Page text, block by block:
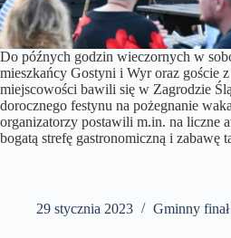
Do późnych godzin wieczornych w
mieszkańcy Gostyni i Wyr oraz goście z
miejscowości bawili się w Zagrodzie
dorocznego festynu na pożegnanie
organizatorzy postawili m.in. na liczne
bogatą strefę gastronomiczną i zabawę
29 stycznia 2023 Gminny